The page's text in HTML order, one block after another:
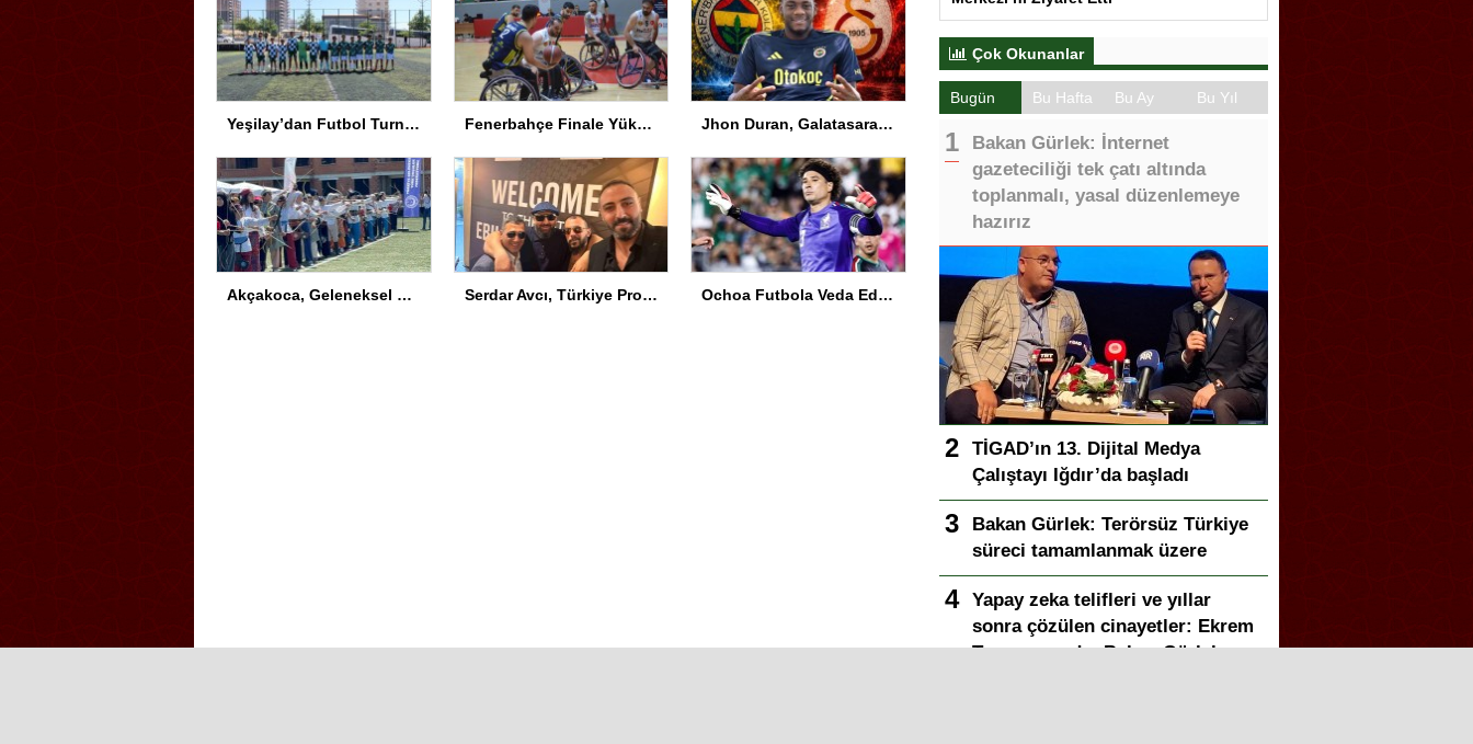
Yeşilay’dan Futbol Turnuvası Fenerbahçe Finale Yükseldi Jhon Duran, Galatasaray ile anlaştı! İşte sözleşmesindeki özel madde
Akçakoca, Geleneksel Türk Okçuluğu Şampiyonası’na ev sahipliği yapıyor Serdar Avcı, Türkiye Profesyonel Boks Komisyonu Başkanı Seçildi Ochoa Futbola Veda Ediyor
Çok Okunanlar
Bugün Bu Hafta Bu Ay Bu Yıl
Bakan Gürlek: İnternet
gazeteciliği tek çatı altında
toplanmalı, yasal düzenlemeye
hazırız
TİGAD’ın 13. Dijital Medya
Çalıştayı Iğdır’da başladı
Bakan Gürlek: Terörsüz Türkiye
süreci tamamlanmak üzere
Yapay zeka telifleri ve yıllar
sonra çözülen cinayetler: Ekrem
Teymur sordu, Bakan Gürlek